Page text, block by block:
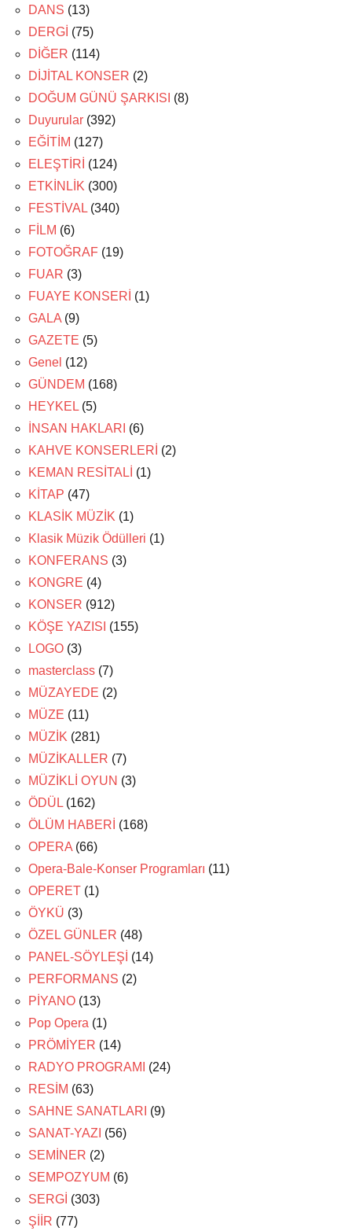
DANS (13)
DERGİ (75)
DİĞER (114)
DİJİTAL KONSER (2)
DOĞUM GÜNÜ ŞARKISI (8)
Duyurular (392)
EĞİTİM (127)
ELEŞTİRİ (124)
ETKİNLİK (300)
FESTİVAL (340)
FİLM (6)
FOTOĞRAF (19)
FUAR (3)
FUAYE KONSERİ (1)
GALA (9)
GAZETE (5)
Genel (12)
GÜNDEM (168)
HEYKEL (5)
İNSAN HAKLARI (6)
KAHVE KONSERLERİ (2)
KEMAN RESİTALİ (1)
KİTAP (47)
KLASİK MÜZİK (1)
Klasik Müzik Ödülleri (1)
KONFERANS (3)
KONGRE (4)
KONSER (912)
KÖŞE YAZISI (155)
LOGO (3)
masterclass (7)
MÜZAYEDE (2)
MÜZE (11)
MÜZİK (281)
MÜZİKALLER (7)
MÜZİKLİ OYUN (3)
ÖDÜL (162)
ÖLÜM HABERİ (168)
OPERA (66)
Opera-Bale-Konser Programları (11)
OPERET (1)
ÖYKÜ (3)
ÖZEL GÜNLER (48)
PANEL-SÖYLEŞİ (14)
PERFORMANS (2)
PİYANO (13)
Pop Opera (1)
PRÖMİYER (14)
RADYO PROGRAMI
(24)
RESİM (63)
SAHNE SANATLARI (9)
SANAT-YAZI (56)
SEMİNER (2)
SEMPOZYUM (6)
SERGİ (303)
ŞİİR (77)